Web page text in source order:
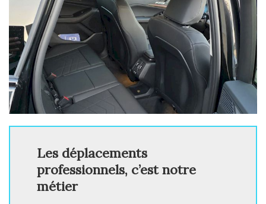
Les déplacements
professionnels, c’est notre
métier